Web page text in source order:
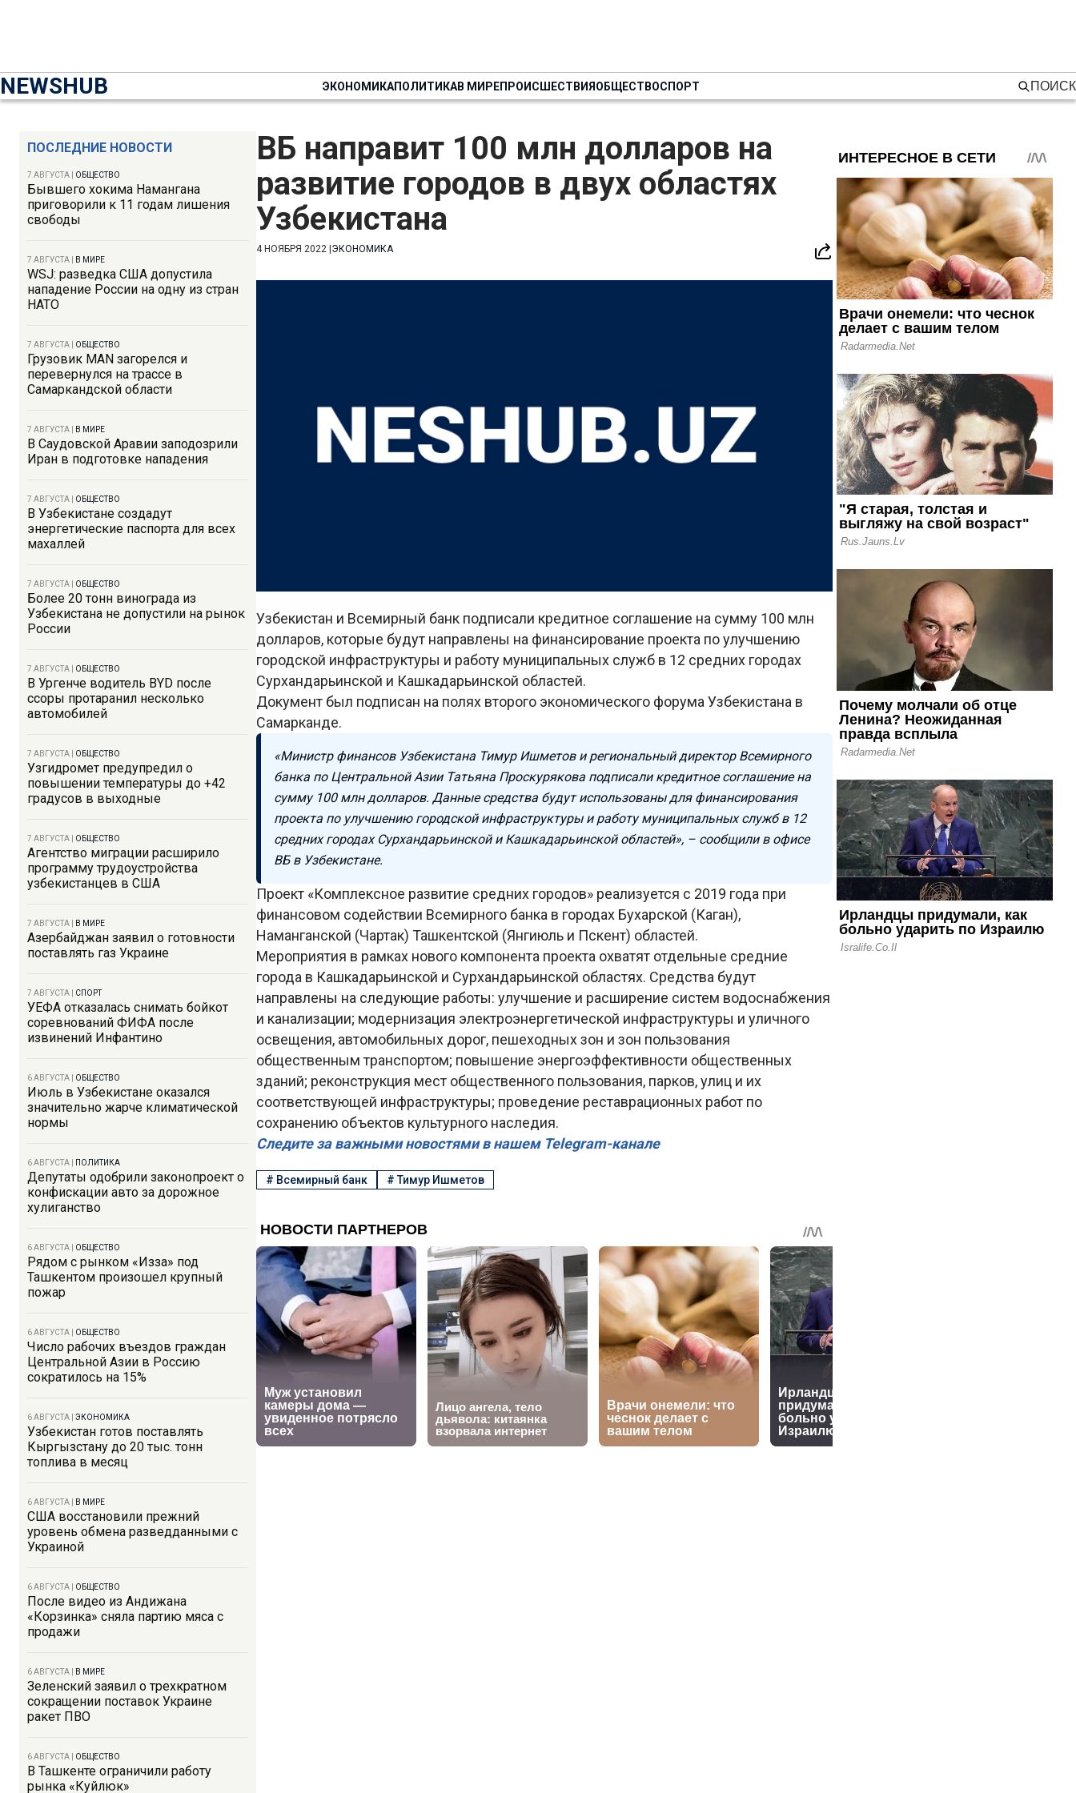
NEWSHUB ЭКОНОМИКАПОЛИТИКАВ МИРЕПРОИСШЕСТВИЯОБЩЕСТВОСПОРТ ПОИСК
ПОСЛЕДНИЕ НОВОСТИ
7 АВГУСТА ОБЩЕСТВО
Бывшего хокима Намангана
приговорили к 11 годам лишения
свободы
7 АВГУСТА В МИРЕ
WSJ: разведка США допустила
нападение России на одну из стран
НАТО
7 АВГУСТА ОБЩЕСТВО
Грузовик MAN загорелся и
перевернулся на трассе в
Самаркандской области
7 АВГУСТА В МИРЕ
В Саудовской Аравии заподозрили
Иран в подготовке нападения
7 АВГУСТА ОБЩЕСТВО
В Узбекистане создадут
энергетические паспорта для всех
махаллей
7 АВГУСТА ОБЩЕСТВО
Более 20 тонн винограда из
Узбекистана не допустили на рынок
России
7 АВГУСТА ОБЩЕСТВО
В Ургенче водитель BYD после
ссоры протаранил несколько
автомобилей
7 АВГУСТА ОБЩЕСТВО
Узгидромет предупредил о
повышении температуры до +42
градусов в выходные
7 АВГУСТА ОБЩЕСТВО
Агентство миграции расширило
программу трудоустройства
узбекистанцев в США
7 АВГУСТА В МИРЕ
Азербайджан заявил о готовности
поставлять газ Украине
7 АВГУСТА СПОРТ
УЕФА отказалась снимать бойкот
соревнований ФИФА после
извинений Инфантино
6 АВГУСТА ОБЩЕСТВО
Июль в Узбекистане оказался
значительно жарче климатической
нормы
6 АВГУСТА ПОЛИТИКА
Депутаты одобрили законопроект о
конфискации авто за дорожное
хулиганство
6 АВГУСТА ОБЩЕСТВО
Рядом с рынком «Изза» под
Ташкентом произошел крупный
пожар
6 АВГУСТА ОБЩЕСТВО
Число рабочих въездов граждан
Центральной Азии в Россию
сократилось на 15%
6 АВГУСТА ЭКОНОМИКА
Узбекистан готов поставлять
Кыргызстану до 20 тыс. тонн
топлива в месяц
6 АВГУСТА В МИРЕ
США восстановили прежний
уровень обмена разведданными с
Украиной
6 АВГУСТА ОБЩЕСТВО
После видео из Андижана
«Корзинка» сняла партию мяса с
продажи
6 АВГУСТА В МИРЕ
Зеленский заявил о трехкратном
сокращении поставок Украине
ракет ПВО
6 АВГУСТА ОБЩЕСТВО
В Ташкенте ограничили работу
рынка «Куйлюк»
ВБ направит 100 млн долларов на
развитие городов в двух областях
Узбекистана
4 НОЯБРЯ 2022 ЭКОНОМИКА
Узбекистан и Всемирный банк подписали кредитное соглашение на сумму 100 млн
долларов, которые будут направлены на финансирование проекта по улучшению
городской инфраструктуры и работу муниципальных служб в 12 средних городах
Сурхандарьинской и Кашкадарьинской областей.
Документ был подписан на полях второго экономического форума Узбекистана в
Самарканде.
«Министр финансов Узбекистана Тимур Ишметов и региональный директор Всемирного
банка по Центральной Азии Татьяна Проскурякова подписали кредитное соглашение на
сумму 100 млн долларов. Данные средства будут использованы для финансирования
проекта по улучшению городской инфраструктуры и работу муниципальных служб в 12
средних городах Сурхандарьинской и Кашкадарьинской областей», – сообщили в офисе
ВБ в Узбекистане.
Проект «Комплексное развитие средних городов» реализуется с 2019 года при
финансовом содействии Всемирного банка в городах Бухарской (Каган),
Наманганской (Чартак) Ташкентской (Янгиюль и Пскент) областей.
Мероприятия в рамках нового компонента проекта охватят отдельные средние
города в Кашкадарьинской и Сурхандарьинской областях. Средства будут
направлены на следующие работы: улучшение и расширение систем водоснабжения
и канализации; модернизация электроэнергетической инфраструктуры и уличного
освещения, автомобильных дорог, пешеходных зон и зон пользования
общественным транспортом; повышение энергоэффективности общественных
зданий; реконструкция мест общественного пользования, парков, улиц и их
соответствующей инфраструктуры; проведение реставрационных работ по
сохранению объектов культурного наследия.
Следите за важными новостями в нашем Telegram-канале
# Всемирный банк #Тимур Ишметов